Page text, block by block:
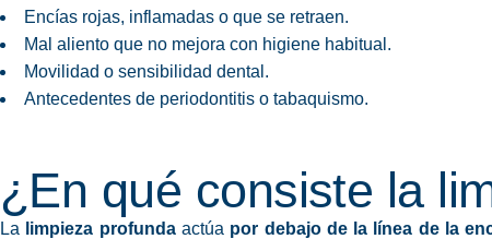
Encías rojas, inflamadas o que se retraen.
Mal aliento que no mejora con higiene habitual.
Movilidad o sensibilidad dental.
Antecedentes de periodontitis o tabaquismo.
¿En qué consiste la
La limpieza profundaactúa por debajo de la línea de la